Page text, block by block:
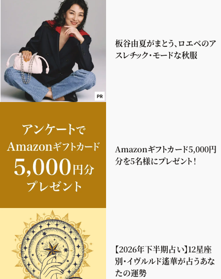
PR
板谷由夏がまとう、ロエベのア
スレチック・モードな秋服
Amazonギフトカード5,000円
分を5名様にプレゼント！
【2026年下半期占い】12星座
別・イヴルルド遙華が占うあな
たの運勢